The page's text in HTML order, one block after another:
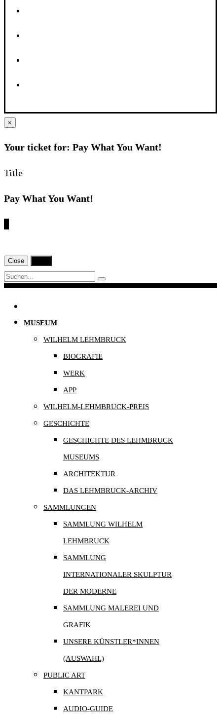
×
Your ticket for: Pay What You Want!
Title
Pay What You Want!
Close
Navigation
MUSEUM
WILHELM LEHMBRUCK
BIOGRAFIE
WERK
APP
WILHELM-LEHMBRUCK-PREIS
GESCHICHTE
GESCHICHTE DES LEHMBRUCK
MUSEUMS
ARCHITEKTUR
DAS LEHMBRUCK-ARCHIV
SAMMLUNGEN
SAMMLUNG WILHELM
LEHMBRUCK
SAMMLUNG
INTERNATIONALER SKULPTUR
DER MODERNE
SAMMLUNG MALEREI UND
GRAFIK
UNSERE KÜNSTLER*INNEN
(AUSWAHL)
PUBLIC ART
KANTPARK
AUDIO-GUIDE